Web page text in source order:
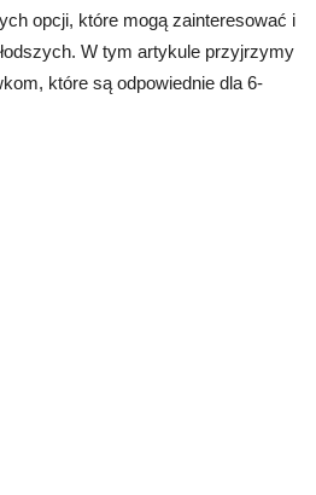
opcji, które mogą zainteresować i
W tym artykule przyjrzymy
które są odpowiednie dla 6-